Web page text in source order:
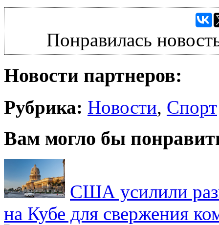
Понравилась
Новости партнеров:
Рубрика: Новости, Спорт
Вам могло бы
США усилили
на Кубе для свержения